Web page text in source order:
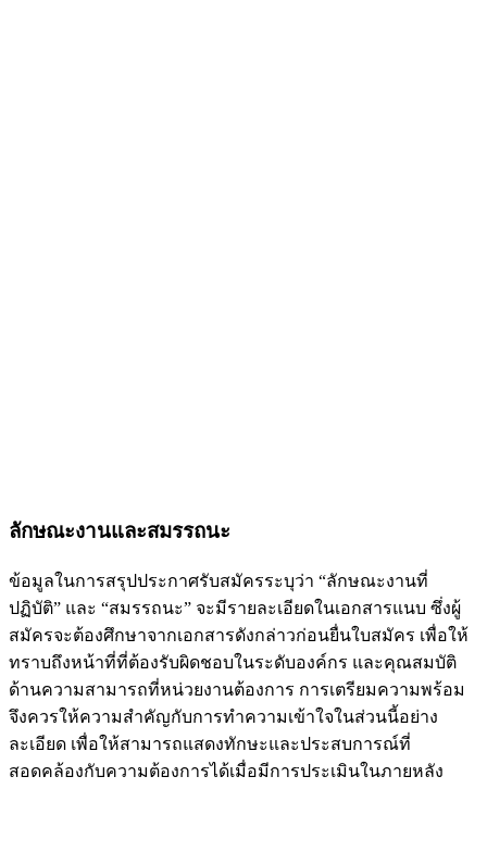
ลักษณะงานและสมรรถนะ
ข้อมูลในการสรุปประกาศรับสมัครระบุว่า “ลักษณะงานที่
ปฏิบัติ” และ “สมรรถนะ” จะมีรายละเอียดในเอกสารแนบ ซึ่งผู้
สมัครจะต้องศึกษาจากเอกสารดังกล่าวก่อนยื่นใบสมัคร เพื่อให้
ทราบถึงหน้าที่ที่ต้องรับผิดชอบในระดับองค์กร และคุณสมบัติ
ด้านความสามารถที่หน่วยงานต้องการ การเตรียมความพร้อม
จึงควรให้ความสำคัญกับการทำความเข้าใจในส่วนนี้อย่าง
ละเอียด เพื่อให้สามารถแสดงทักษะและประสบการณ์ที่
สอดคล้องกับความต้องการได้เมื่อมีการประเมินในภายหลัง